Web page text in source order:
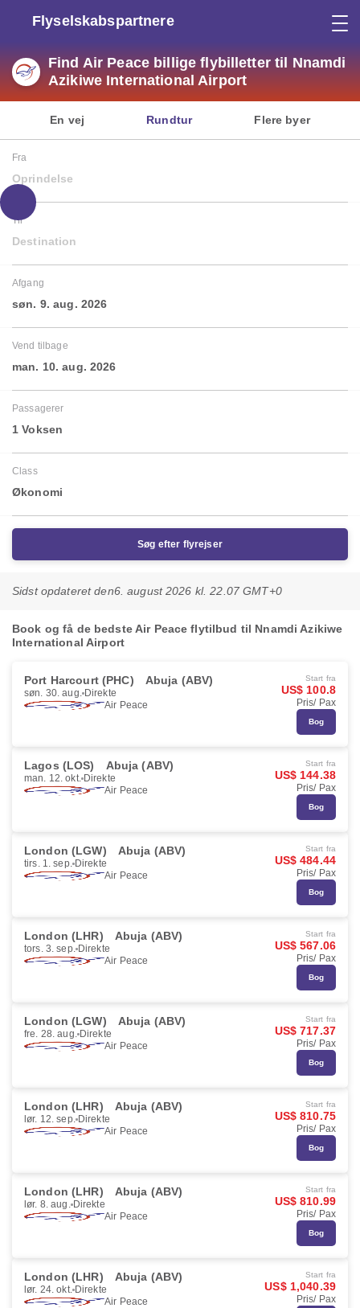
Flyselskabspartnere
Find Air Peace billige flybilletter til Nnamdi
Azikiwe International Airport
En vej Rundtur Flere byer
Fra
Oprindelse
Til
Destination
Afgang
søn. 9. aug. 2026
Vend tilbage
man. 10. aug. 2026
Passagerer
1 Voksen
Class
Økonomi
Søg efter flyrejser
Sidst opdateret den6. august 2026 kl. 22.07 GMT+0
Book og få de bedste Air Peace flytilbud til Nnamdi Azikiwe
International Airport
Port Harcourt (PHC) Abuja (ABV)
søn. 30. aug. Direkte
Air Peace
Start fra
US$ 100.8
Pris/ Pax
Bog
Lagos (LOS) Abuja (ABV)
man. 12. okt. Direkte
Air Peace
Start fra
US$ 144.38
Pris/ Pax
Bog
London (LGW) Abuja (ABV)
tirs. 1. sep. Direkte
Air Peace
Start fra
US$ 484.44
Pris/ Pax
Bog
London (LHR) Abuja (ABV)
tors. 3. sep. Direkte
Air Peace
Start fra
US$ 567.06
Pris/ Pax
Bog
London (LGW) Abuja (ABV)
fre. 28. aug. Direkte
Air Peace
Start fra
US$ 717.37
Pris/ Pax
Bog
London (LHR) Abuja (ABV)
lør. 12. sep. Direkte
Air Peace
Start fra
US$ 810.75
Pris/ Pax
Bog
London (LHR) Abuja (ABV)
lør. 8. aug. Direkte
Air Peace
Start fra
US$ 810.99
Pris/ Pax
Bog
London (LHR) Abuja (ABV)
lør. 24. okt. Direkte
Air Peace
Start fra
US$ 1,040.39
Pris/ Pax